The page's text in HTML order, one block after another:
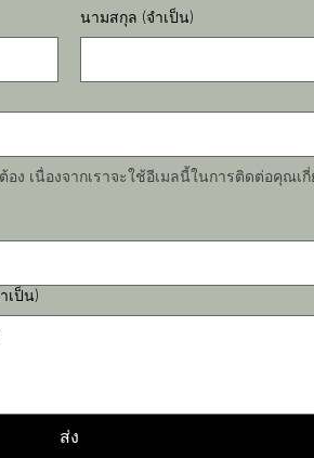
นามสกุล (จำเป็น)
ง เนื่องจากเราจะใช้อีเมลนี้ในการติดต่อคุณเ
เป็น)
ส่ง